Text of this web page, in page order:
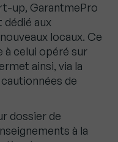
up, GarantmePro
aux
locaux. Ce
à celui opéré sur
ainsi, via la
de
dossier de
à la